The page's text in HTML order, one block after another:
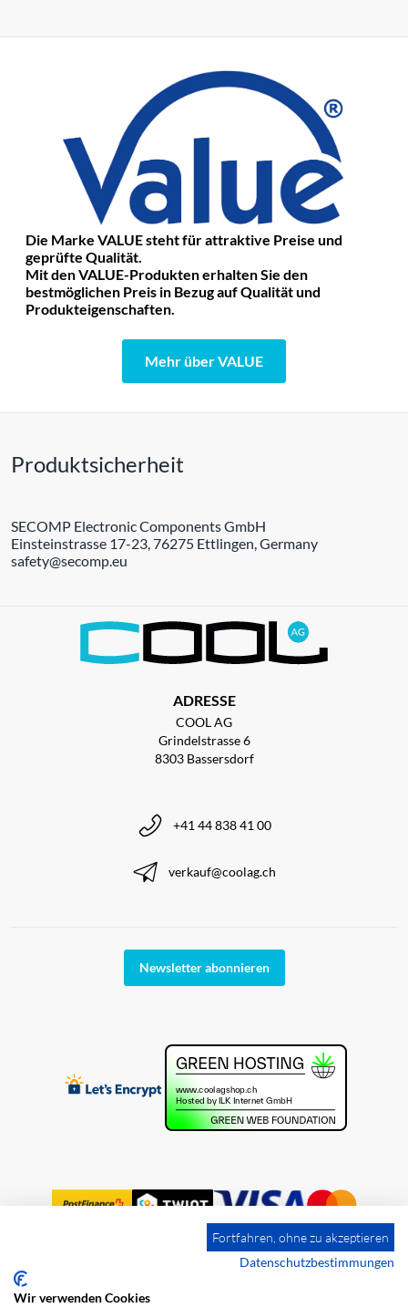
Die Marke VALUE steht für attraktive Preise und
geprüfte Qualität.
Mit den VALUE-Produkten erhalten Sie den
bestmöglichen Preis in Bezug auf Qualität und
Produkteigenschaften.
Mehr über VALUE
Produktsicherheit
SECOMP Electronic Components GmbH
Einsteinstrasse 17-23, 76275 Ettlingen, Germany
safety@secomp.eu
ADRESSE
COOL AG
Grindelstrasse 6
8303 Bassersdorf
+41 44 838 41 00
verkauf@coolag.ch
Newsletter abonnieren
Impressum
Fortfahren, ohne zu akzeptieren
Datenschutzbestimmungen
Wir verwenden Cookies